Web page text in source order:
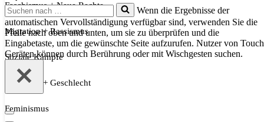
Suchen
nach …
Wenn die Ergebnisse der
automatischen Vervollständigung verfügbar sind, verwenden Sie die
Pfeile nach oben und unten, um sie zu überprüfen und die
Eingabetaste, um die gewünschte Seite aufzurufen. Nutzer von
Geräten können durch Berührung oder mit Wischgesten suchen.
Navigationsmenü
Faschismus + Neue Rechte
Migration + Rassismus
Soziale Kämpfe
Sexualität + Geschlecht
Feminismus